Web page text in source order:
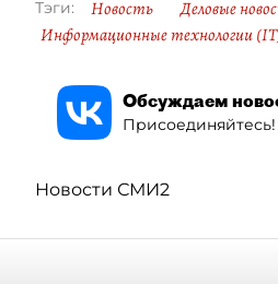
Тэги: Новость Деловые
Информационные технологии
Обсуждаем
Присоединяйтесь!
Новости СМИ2